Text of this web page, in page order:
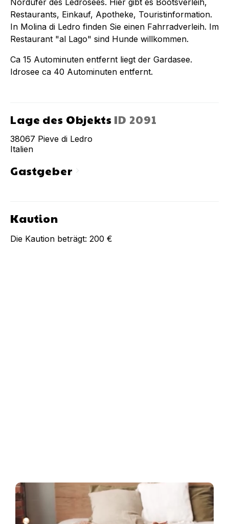
Restaurants, Einkauf, Apotheke, Touristinformation.
In Molina di Ledro finden Sie einen Fahrradverleih. Im
Restaurant "al Lago" sind Hunde willkommen.
Ca 15 Autominuten entfernt liegt der Gardasee.
Idrosee ca 40 Autominuten entfernt.
Lage des Objekts ID 2091
38067 Pieve di Ledro
Italien
Gastgeberchevron_right
Kaution
Die Kaution beträgt: 200 €